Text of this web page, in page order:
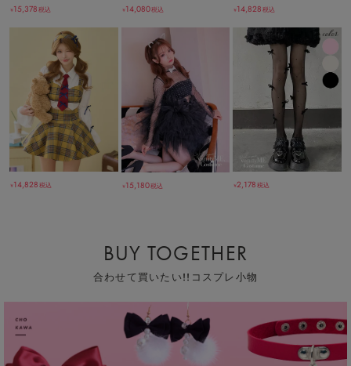
￥15,378税込 ￥14,080税込 ￥14,828 税込
￥14,828税込 ￥15,180税込 ￥2,178 税込
BUY TOGETHER
合わせて買いたい!!コスプレ小物